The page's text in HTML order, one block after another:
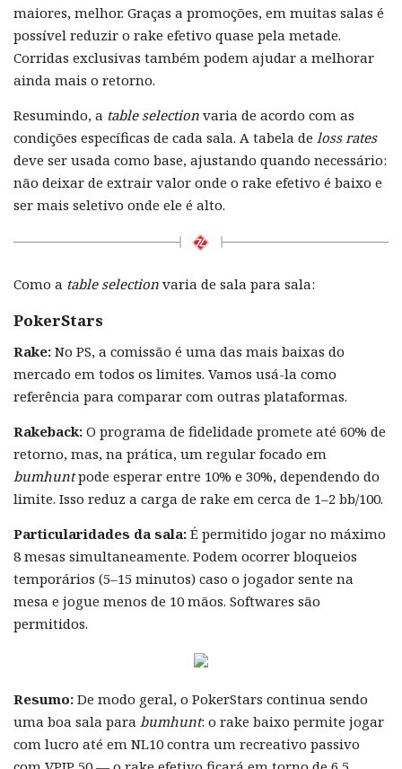
maiores, melhor. Graças a promoções, em muitas salas é
possível reduzir o rake efetivo quase pela metade.
Corridas exclusivas também podem ajudar a melhorar
ainda mais o retorno.
Resumindo, a table selection varia de acordo com as
condições específicas de cada sala. A tabela de loss rates
deve ser usada como base, ajustando quando necessário:
não deixar de extrair valor onde o rake efetivo é baixo e
ser mais seletivo onde ele é alto.
Como a table selection varia de sala para sala:
PokerStars
Rake: No PS, a comissão é uma das mais baixas do
mercado em todos os limites. Vamos usá-la como
referência para comparar com outras plataformas.
Rakeback: O programa de fidelidade promete até 60% de
retorno, mas, na prática, um regular focado em
bumhuntpode esperar entre 10% e 30%, dependendo do
limite. Isso reduz a carga de rake em cerca de 1–2 bb/100.
Particularidades da sala: É permitido jogar no máximo
8 mesas simultaneamente. Podem ocorrer bloqueios
temporários (5–15 minutos) caso o jogador sente na
mesa e jogue menos de 10 mãos. Softwares são
permitidos.
Resumo: De modo geral, o PokerStars continua sendo
uma boa sala para bumhunt: o rake baixo permite jogar
com lucro até em NL10 contra um recreativo passivo